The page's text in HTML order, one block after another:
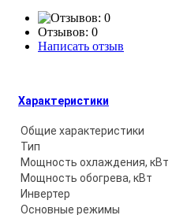
Отзывов: 0
Написать отзыв
Характеристики
Общие характеристики
Тип
Мощность охлаждения, кВт
Мощность обогрева, кВт
Инвертер
Основные режимы